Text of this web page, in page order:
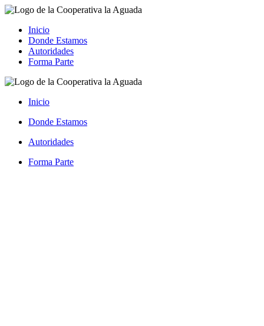
Inicio
Donde Estamos
Autoridades
Forma Parte
Inicio
Donde Estamos
Autoridades
Forma Parte